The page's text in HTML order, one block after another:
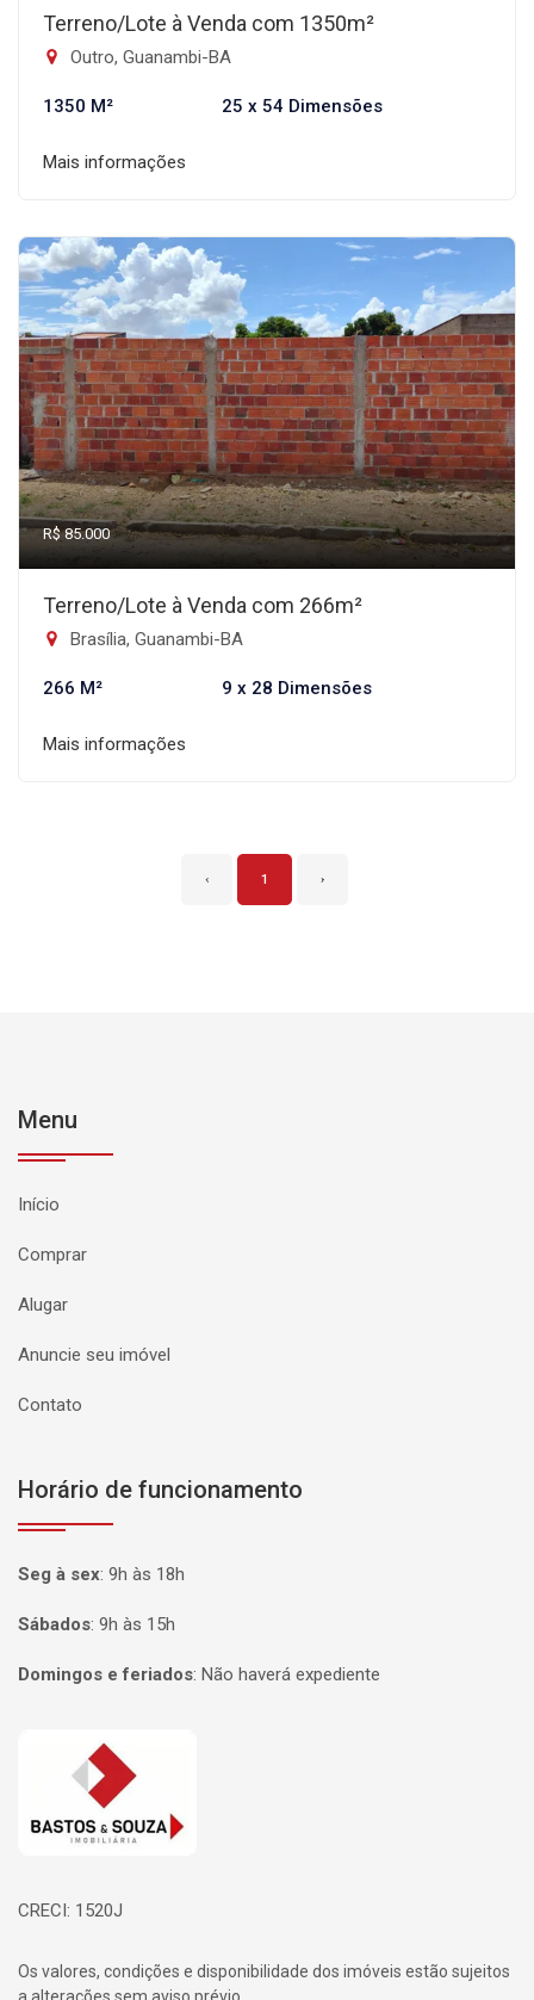
Terreno/Lote à Venda com 1350m²
Outro, Guanambi-BA
1350 M² 25 x 54 Dimensões
Mais informações
R$ 85.000
Terreno/Lote à Venda com 266m²
Brasília, Guanambi-BA
266 M² 9 x 28 Dimensões
Mais informações
‹ 1 ›
Menu
Início
Comprar
Alugar
Anuncie seu imóvel
Contato
Horário de funcionamento
Seg à sex: 9h às 18h
Sábados: 9h às 15h
Domingos e feriados: Não haverá expediente
Página inicial
CRECI: 1520J
Os valores, condições e disponibilidade dos imóveis estão sujeitos